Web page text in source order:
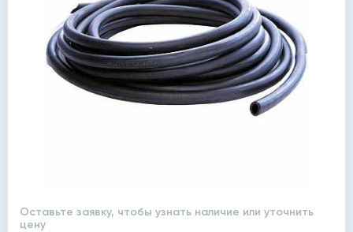
Оставьте заявку, чтобы узнать наличие или уточнить
цену